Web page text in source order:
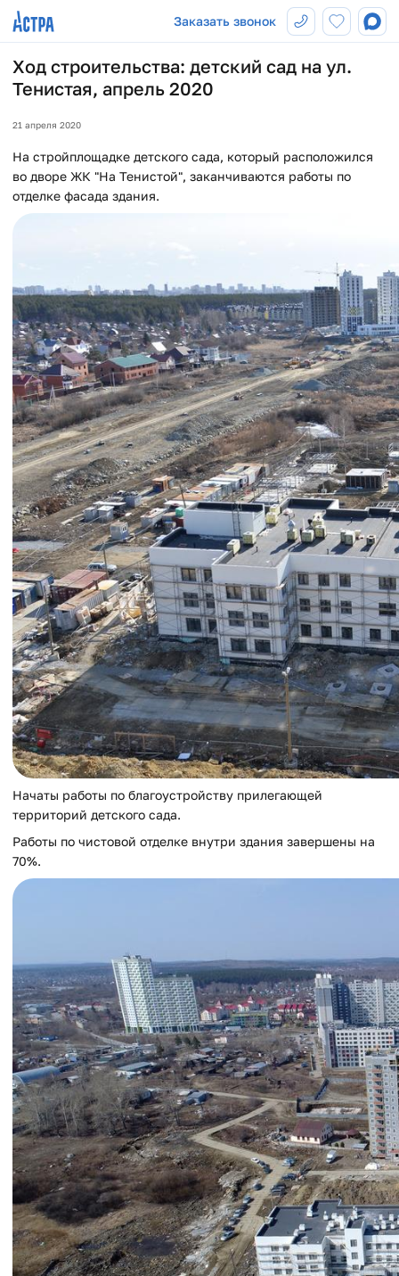
Заказать звонок
Ход строительства: детский сад на ул.
Тенистая, апрель 2020
21 апреля 2020
На стройплощадке детского сада, который расположился
во дворе ЖК "На Тенистой", заканчиваются работы по
отделке фасада здания.
Начаты работы по благоустройству прилегающей
территорий детского сада.
Работы по чистовой отделке внутри здания завершены на
70%.